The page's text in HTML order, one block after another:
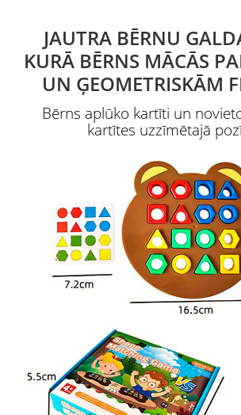
JAUTRA BĒRNU
KURĀ BĒRNS MĀCĀS
UN ĢEOMETRISKĀM
Bērns aplūko kartīti un
kartītes uzzīmētajā